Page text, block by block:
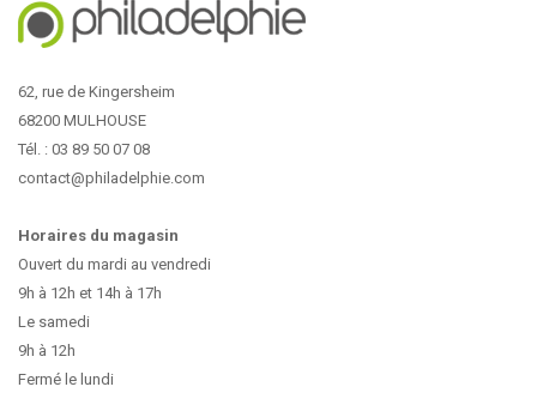
62, rue de Kingersheim
68200 MULHOUSE
Tél. : 03 89 50 07 08
contact@philadelphie.com
Horaires du magasin
Ouvert du mardi au vendredi
9h à 12h et 14h à 17h
Le samedi
9h à 12h
Fermé le lundi